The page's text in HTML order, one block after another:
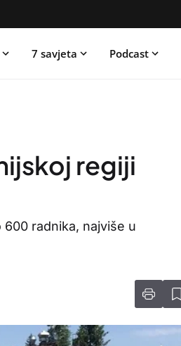
7 savjeta Podcast
regiji
radnika, najviše u